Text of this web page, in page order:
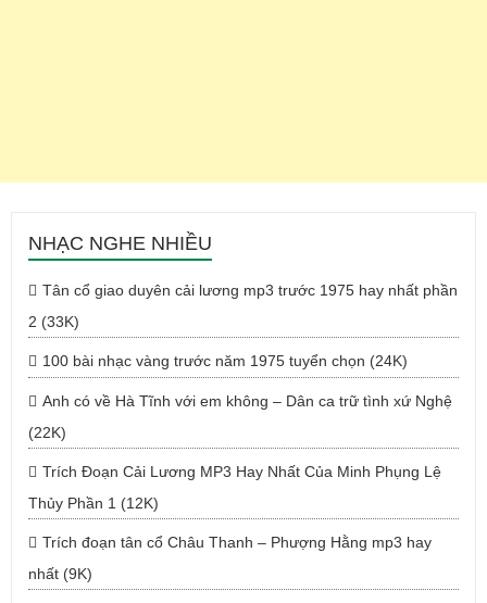
NHẠC NGHE NHIỀU
Tân cổ giao duyên cải lương mp3 trước 1975 hay nhất phần
2 (33K)
100 bài nhạc vàng trước năm 1975 tuyển chọn (24K)
Anh có về Hà Tĩnh với em không – Dân ca trữ tình xứ Nghệ
(22K)
Trích Đoạn Cải Lương MP3 Hay Nhất Của Minh Phụng Lệ
Thủy Phần 1 (12K)
Trích đoạn tân cổ Châu Thanh – Phượng Hằng mp3 hay
nhất (9K)